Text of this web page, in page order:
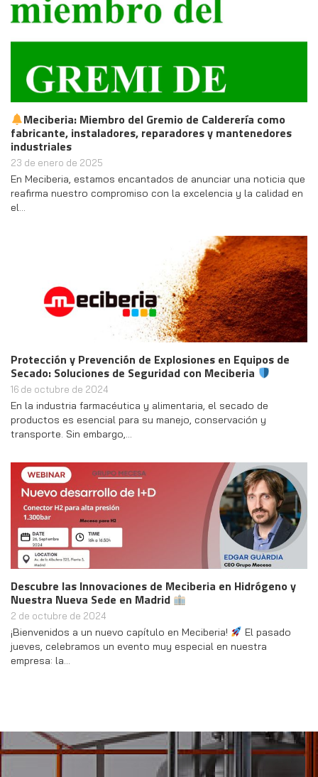
Meciberia: Miembro del Gremio de Calderería como
fabricante, instaladores, reparadores y mantenedores
industriales
23 de enero de 2025
En Meciberia, estamos encantados de anunciar una noticia que
reafirma nuestro compromiso con la excelencia y la calidad en
el…
Protección y Prevención de Explosiones en Equipos de
Secado: Soluciones de Seguridad con Meciberia
16 de octubre de 2024
En la industria farmacéutica y alimentaria, el secado de
productos es esencial para su manejo, conservación y
transporte. Sin embargo,…
Descubre las Innovaciones de Meciberia en Hidrógeno y
Nuestra Nueva Sede en Madrid
2 de octubre de 2024
¡Bienvenidos a un nuevo capítulo en Meciberia!
El pasado
jueves, celebramos un evento muy especial en nuestra
empresa: la…